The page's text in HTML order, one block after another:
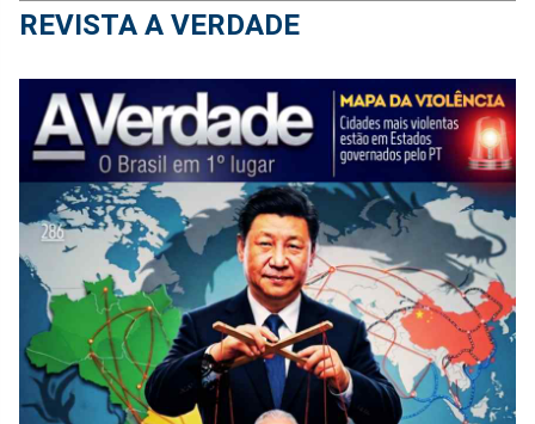
REVISTA A VERDADE